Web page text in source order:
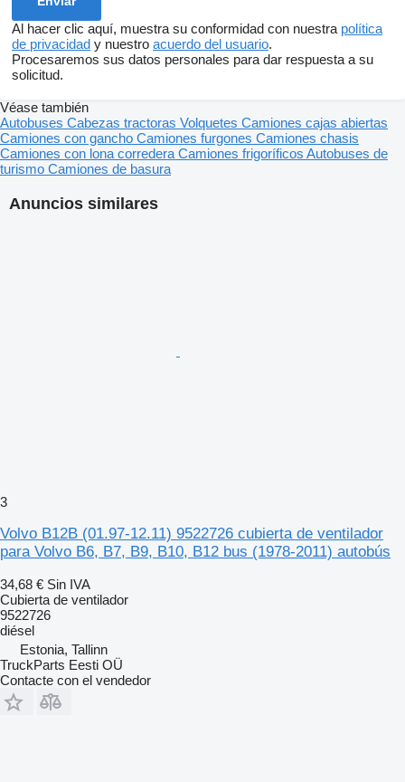
Al hacer clic aquí, muestra su conformidad con nuestra política
de privacidad y nuestro acuerdo del usuario.
Procesaremos sus datos personales para dar respuesta a su
solicitud.
Anuncios similares
3
Volvo B12B (01.97-12.11) 9522726 cubierta de ventilador
para Volvo B6, B7, B9, B10, B12 bus (1978-2011) autobús
34,68 € Sin IVA
Cubierta de ventilador
9522726
diésel
Estonia, Tallinn
TruckParts Eesti OÜ
Contacte con el vendedor
Véase también
Autobuses Cabezas tractoras Volquetes Camiones cajas abiertas
Camiones con gancho Camiones furgones Camiones chasis
Camiones con lona corredera Camiones frigoríficos Autobuses de
turismo Camiones de basura